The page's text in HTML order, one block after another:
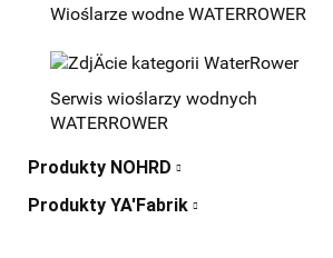
Wioślarze wodne WATERROWER
Serwis wioślarzy wodnych
WATERROWER
Produkty NOHRD
Produkty YA'Fabrik